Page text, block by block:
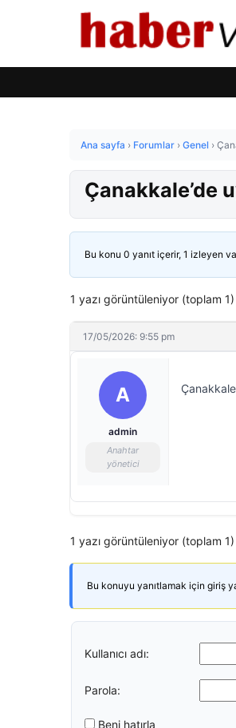
Ana sayfa › Forumlar › Genel ›
Çanakkale’de
Bu konu 0 yanıt içerir, 1 izleyen
1 yazı görüntüleniyor (toplam 1)
17/05/2026: 9:55 pm
A
admin
Anahtar
yönetici
1 yazı görüntüleniyor (toplam 1)
Bu konuyu yanıtlamak için giriş
Kullanıcı adı:
Parola:
Beni hatırla